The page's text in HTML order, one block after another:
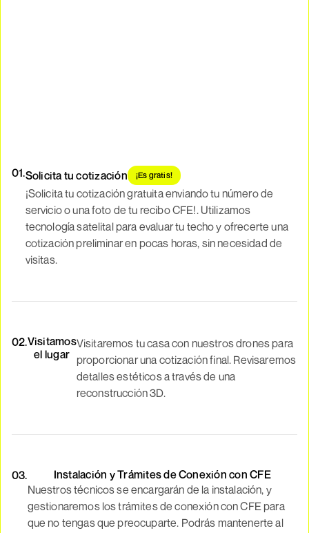
01.Solicita tu cotización ¡Es gratis!
¡Solicita tu cotización gratuita enviando tu número de
servicio o una foto de tu recibo CFE!. Utilizamos
tecnología satelital para evaluar tu techo y ofrecerte una
cotización preliminar en pocas horas, sin necesidad de
visitas.
02.Visitamos
el lugar
Visitaremos tu casa con nuestros drones para
proporcionar una cotización final. Revisaremos
detalles estéticos a través de una
reconstrucción 3D.
03.
Instalación y Trámites de Conexión con CFE
Nuestros técnicos se encargarán de la instalación, y
gestionaremos los trámites de conexión con CFE para
que no tengas que preocuparte. Podrás mantenerte al